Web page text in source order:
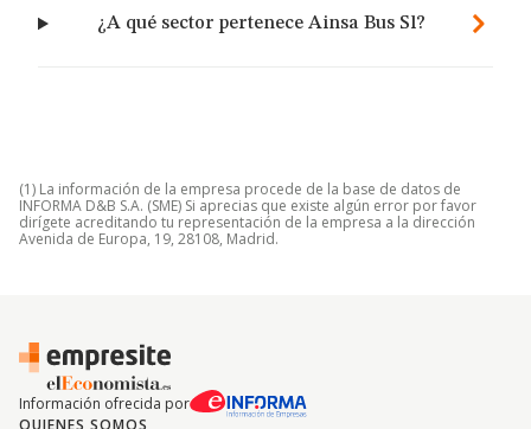
¿A qué sector pertenece Ainsa Bus Sl?
(1) La información de la empresa procede de la base de datos de
INFORMA D&B S.A. (SME) Si aprecias que existe algún error por favor
dirígete acreditando tu representación de la empresa a la dirección
Avenida de Europa, 19, 28108, Madrid.
Información ofrecida por
QUIENES SOMOS